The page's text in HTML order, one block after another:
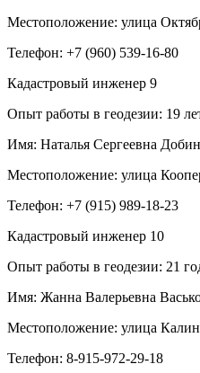
Местоположение: улица
Телефон: +7 (960) 539-16-80
Кадастровый инженер 9
Опыт работы в геодезии: 19
Имя: Наталья Сергеевна
Местоположение: улица
Телефон: +7 (915) 989-18-23
Кадастровый инженер 10
Опыт работы в геодезии: 21
Имя: Жанна Валерьевна
Местоположение: улица
Телефон: 8-915-972-29-18